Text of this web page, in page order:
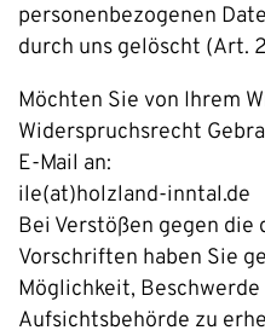
personenbezogenen
durch uns gelöscht (Art.
Möchten Sie von Ihrem
Widerspruchsrecht
E-Mail an:
ile(at)holzland-inntal.de
Bei Verstößen gegen
Vorschriften haben Sie
Möglichkeit,
Aufsichtsbehörde zu